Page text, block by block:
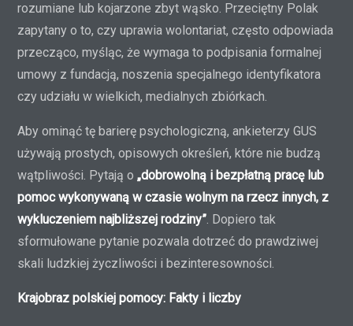
rozumiane lub kojarzone zbyt wąsko. Przeciętny Polak
zapytany o to, czy uprawia wolontariat, często odpowiada
przecząco, myśląc, że wymaga to podpisania formalnej
umowy z fundacją, noszenia specjalnego identyfikatora
czy udziału w wielkich, medialnych zbiórkach.
Aby ominąć tę barierę psychologiczną, ankieterzy GUS
używają prostych, opisowych określeń, które nie budzą
wątpliwości. Pytają o„dobrowolną i bezpłatną pracę lub
pomoc wykonywaną w czasie wolnym na rzecz innych, z
wykluczeniem najbliższej rodziny”. Dopiero tak
sformułowane pytanie pozwala dotrzeć do prawdziwej
skali ludzkiej życzliwości i bezinteresowności.
Krajobraz polskiej pomocy: Fakty i liczby